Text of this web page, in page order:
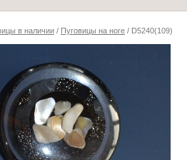
в наличии / Пуговицы на ноге / D5240(109)